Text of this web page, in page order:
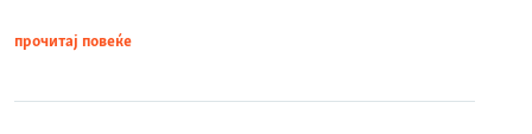
прочитај повеќе